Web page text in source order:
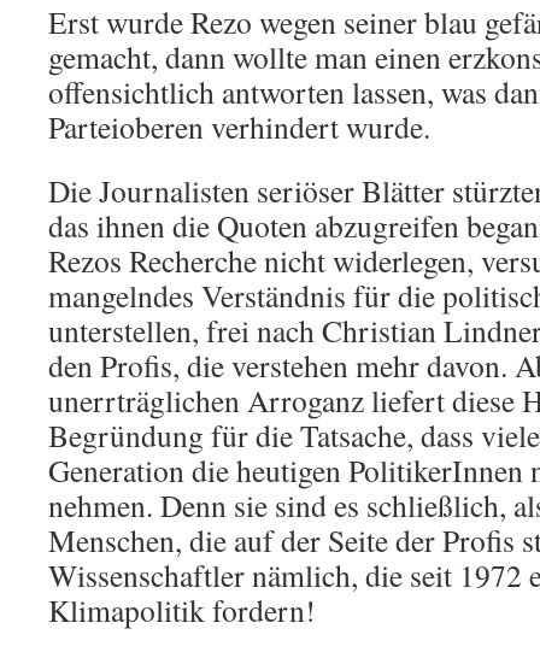
Erst wurde Rezo wegen seiner blau
gemacht, dann wollte man einen
offensichtlich antworten lassen, was
Parteioberen verhindert wurde.
Die Journalisten seriöser Blätter
das ihnen die Quoten abzugreifen
Rezos Recherche nicht widerlegen,
mangelndes Verständnis für die
unterstellen, frei nach Christian
den Profis, die verstehen mehr davon.
unerrträglichen Arroganz liefert diese
Begründung für die Tatsache, dass
Generation die heutigen PolitikerInnen
nehmen. Denn sie sind es schließlich,
Menschen, die auf der Seite der Profis
Wissenschaftler nämlich, die seit 1972
Klimapolitik fordern!